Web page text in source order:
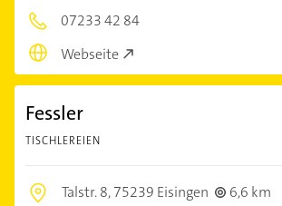
07233 42 84
Webseite
Fessler
TISCHLEREIEN
Talstr. 8,75239 Eisingen
6,6 km